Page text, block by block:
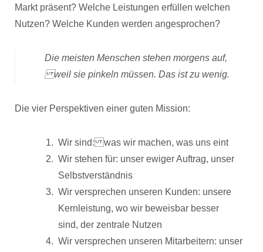
Markt präsent? Welche Leistungen erfüllen welchen
Nutzen? Welche Kunden werden angesprochen?
Die meisten Menschen stehen morgens auf,
weil sie pinkeln müssen. Das ist zu wenig.
Die vier Perspektiven einer guten Mission:
Wir sind: was wir machen, was uns eint
Wir stehen für: unser ewiger Auftrag, unser
Selbstverständnis
Wir versprechen unseren Kunden: unsere
Kernleistung, wo wir beweisbar besser
sind, der zentrale Nutzen
Wir versprechen unseren Mitarbeitern: unser